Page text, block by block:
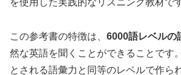
を使用した実践的なリスニング教材です
この参考書の特徴は、 6000語レベルの
然な英語を聞くことができることです
とされる語彙力と同等のレベルで作ら